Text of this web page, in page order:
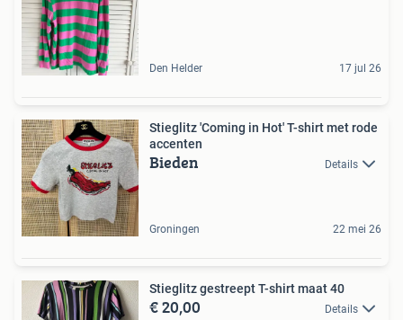
Den Helder 17 jul 26
Stieglitz 'Coming in Hot' T-shirt met rode
accenten
Bieden Details
Groningen 22 mei 26
Stieglitz gestreept T-shirt maat 40
€ 20,00 Details